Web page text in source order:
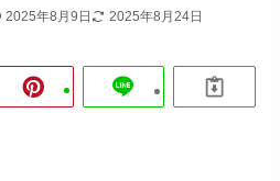
2025年8月9日 2025年8月24日